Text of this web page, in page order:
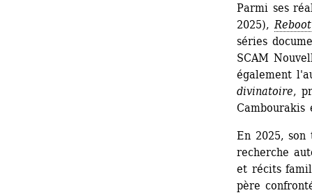
Parmi ses
2025),
séries
SCAM
également
divinatoire,
Cambourakis
En 2025, son
recherche
et récits
père